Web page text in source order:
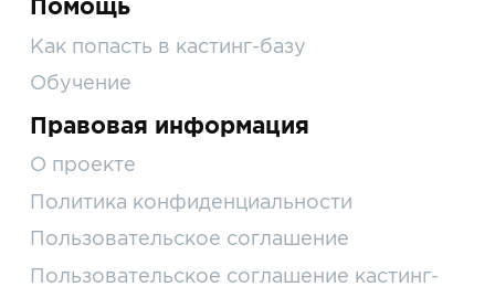
Помощь
Как попасть в кастинг-базу
Обучение
Правовая информация
О проекте
Политика конфиденциальности
Пользовательское соглашение
Пользовательское соглашение кастинг-